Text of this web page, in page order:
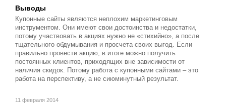
Выводы
Купонные сайты являются неплохим маркетинговым
инструментом. Они имеют свои достоинства и недостатки,
потому участвовать в акциях нужно не «стихийно», а после
тщательного обдумывания и просчета своих выгод. Если
правильно провести акцию, в итоге можно получить
постоянных клиентов, приходящих вне зависимости от
наличия скидок. Потому работа с купонными сайтами – это
работа на перспективу, а не сиюминутный результат.
11 февраля 2014